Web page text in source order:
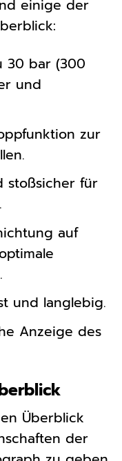
einige der
30 bar (300
und
zur
stoßsicher für
auf
und langlebig.
Anzeige des
Überblick
der